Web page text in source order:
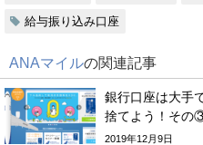
給与振り込み口座
ANAマイルの関連記事
銀行口座は大手
捨てよう！その
2019年12月9日